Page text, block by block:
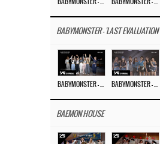
BABYMONSTER - 'LAST EVALUATION'
BAEMON HOUSE